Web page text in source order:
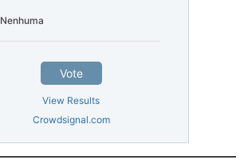
Nenhuma
Vote
View Results
Crowdsignal.com